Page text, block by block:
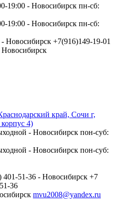
пн-сб:
пн-сб:
+7(916)149-19-01
край, Сочи г,
4)
пон-суб:
пон-суб:
+7
36
mvu2008@yandex.ru